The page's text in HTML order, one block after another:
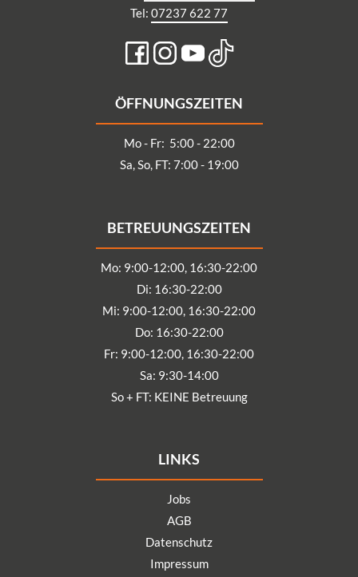
Tel: 07237 622 77
ÖFFNUNGSZEITEN
Mo - Fr: 5:00 - 22:00
Sa, So, FT: 7:00 - 19:00
BETREUUNGSZEITEN
Mo: 9:00-12:00, 16:30-22:00
Di: 16:30-22:00
Mi: 9:00-12:00, 16:30-22:00
Do: 16:30-22:00
Fr: 9:00-12:00, 16:30-22:00
Sa: 9:30-14:00
So + FT: KEINE Betreuung
LINKS
Jobs
AGB
Datenschutz
Impressum